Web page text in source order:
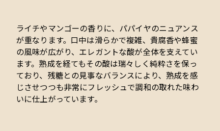
ライチやマンゴーの香りに、パパイヤのニュアンス
が重なります。口中は滑らかで複雑、貴腐香や蜂蜜
の風味が広がり、エレガントな酸が全体を支えてい
ます。熟成を経てもその酸は瑞々しく純粋さを保っ
ており、残糖との見事なバランスにより、熟成を感
じさせつつも非常にフレッシュで調和の取れた味わ
いに仕上がっています。